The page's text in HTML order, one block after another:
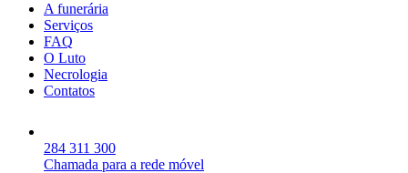
A funerária
Serviços
FAQ
O Luto
Necrologia
Contatos
284 311 300
Chamada para a rede móvel